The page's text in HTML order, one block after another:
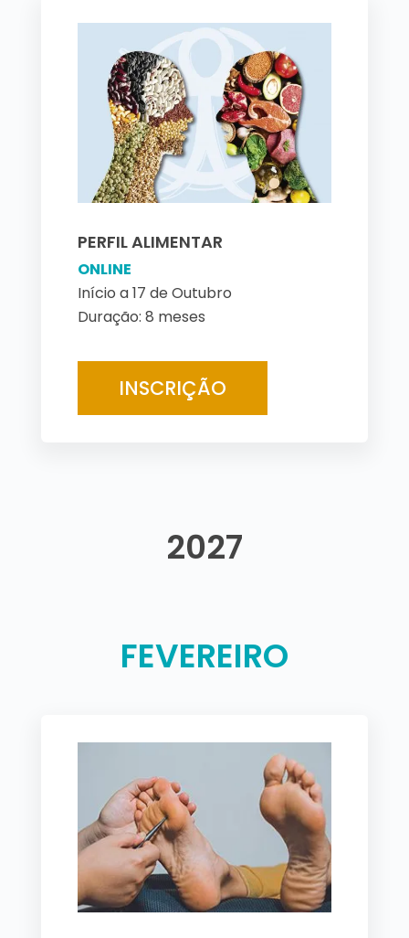
PERFIL ALIMENTAR
ONLINE
Início a 17 de Outubro
Duração: 8 meses
INSCRIÇÃO
2027
FEVEREIRO